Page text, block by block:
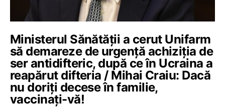
Ministerul Sănătății a cerut Unifarm
să demareze de urgență achiziția de
ser antidifteric, după ce în Ucraina a
reapărut difteria / Mihai Craiu: Dacă
nu doriți decese în familie,
vaccinați-vă!